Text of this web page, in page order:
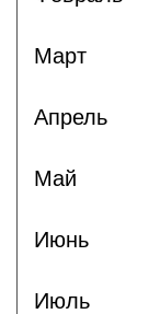
Март
Апрель
Май
Июнь
Июль